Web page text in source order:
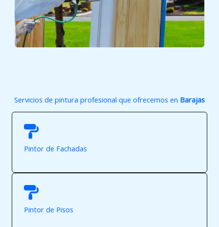
Servicios de pintura profesional que ofrecemos en Barajas
Pintor de Fachadas
Pintor de Pisos